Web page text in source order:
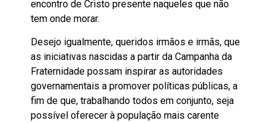
encontro de Cristo presente naqueles que não
tem onde morar.
Desejo igualmente, queridos irmãos e irmãs, que
as iniciativas nascidas a partir da Campanha da
Fraternidade possam inspirar as autoridades
governamentais a promover políticas públicas, a
fim de que, trabalhando todos em conjunto, seja
possível oferecer à população mais carente